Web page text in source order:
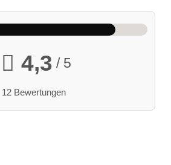
4,3 / 5
12 Bewertungen